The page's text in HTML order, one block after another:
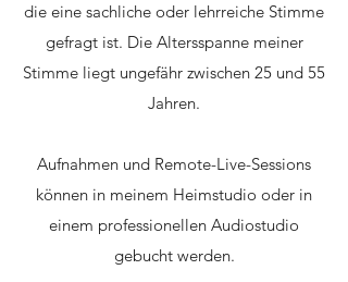
die eine sachliche oder lehrreiche Stimme
gefragt ist. Die Altersspanne meiner
Stimme liegt ungefähr zwischen 25 und 55
Jahren.
Aufnahmen und Remote-Live-Sessions
können in meinem Heimstudio oder in
einem professionellen Audiostudio
gebucht werden.